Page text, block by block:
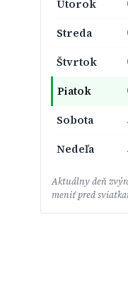
Utorok
Streda
Štvrtok
Piatok
Sobota
Nedeľa
Aktuálny deň
meniť pred